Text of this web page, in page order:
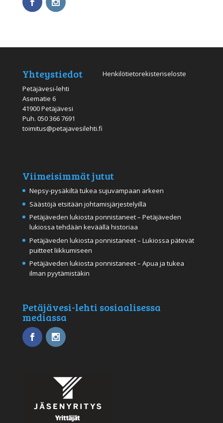
Yhteystiedot
Petäjävesi-lehti
Asematie 6
41900 Petäjävesi
Puh. 050 366 7691
toimitus@petajavesilehti.fi
Henkilötietorekisteriseloste
Viimeisimmät jutut
Nepsy-pysäkiltä tukea sujuvampaan arkeen
Säästöjä etsitään johtamisjärjestelyillä
Petäjäveden lukiosta ponnistaneet – Petäjäveden
lukiossa tehdään keväällä historiaa
Petäjäveden lukiosta ponnistaneet – Lukiossa pätevät
puitteet liikkumiseen
Petäjäveden lukiosta ponnistaneet – Apua ja tukea
ilman pyytämistäkin
Petäjävesi-lehti sosiaalisessa
mediassa